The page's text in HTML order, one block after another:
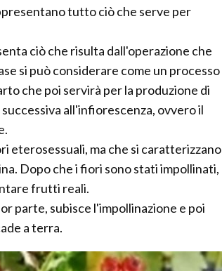
tutto ciò che serve per
ciò che risulta dall'operazione che
si può considerare come un processo
che poi servirà per la produzione di
all'infiorescenza, ovvero il
eterosessuali, ma che si caratterizzano
Dopo che i fiori sono stati impollinati,
frutti reali.
parte, subisce l'impollinazione e poi
a terra.